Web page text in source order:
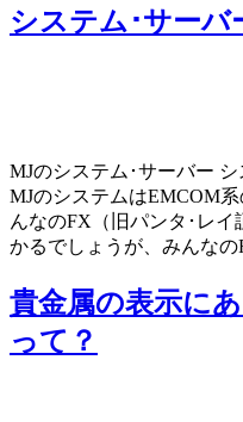
システム･サーバ
MJのシステム･サーバー
MJのシステムはEMCOM
んなのFX（旧パンタ･レ
かるでしょうが、みんな
貴金属の表示に
って？